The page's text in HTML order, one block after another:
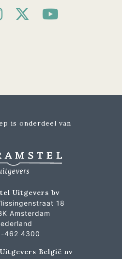
is onderdeel van
Uitgevers bv
18
Amsterdam
462 4300
België nv